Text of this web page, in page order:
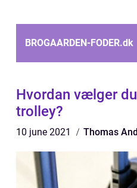
BROGAARDEN-FODER.dk
Hvordan vælger
trolley?
10 june 2021 Thomas